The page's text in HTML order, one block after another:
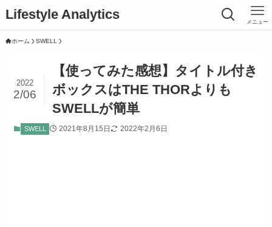
Lifestyle Analytics メニュー
ホーム SWELL
【使ってみた感想】タイトル付き
ボックスはTHE THORよりも
SWELLが簡単
2022
2/06
SWELL 2021年8月15日 2022年2月6日